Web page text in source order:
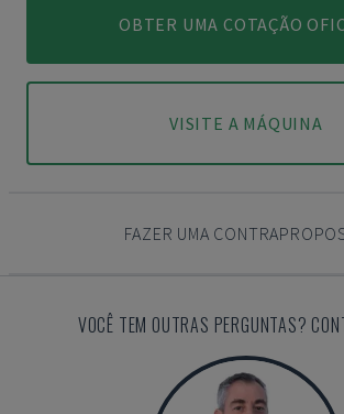
OBTER UMA COTAÇÃO
VISITE A MÁQUINA
FAZER UMA
VOCÊ TEM OUTRAS PERGUNTAS?